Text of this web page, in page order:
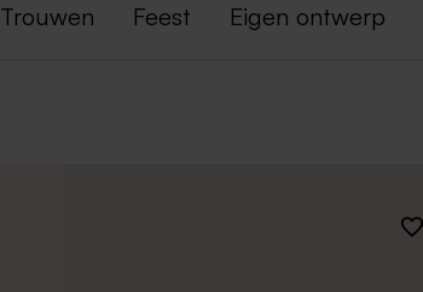
Trouwen Feest Eigen ontwerp